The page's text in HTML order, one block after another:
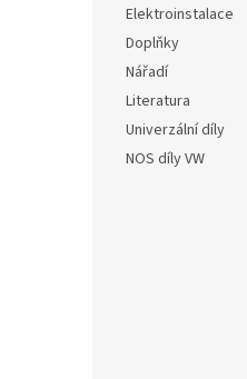
Elektroinstalace
Doplňky
Nářadí
Literatura
Univerzální díly
NOS díly VW